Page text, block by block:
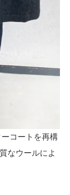
コートを再構
なウールによ